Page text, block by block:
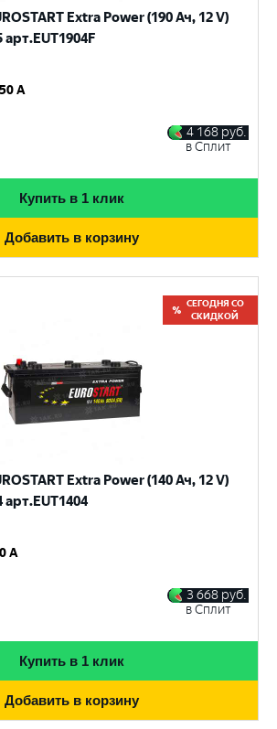
Extra Power (190 Ач, 12 V)
A
4 168 руб.
в Сплит
Купить в 1 клик
Добавить в корзину
СЕГОДНЯ СО
СКИДКОЙ
Extra Power (140 Ач, 12 V)
A
3 668 руб.
в Сплит
Купить в 1 клик
Добавить в корзину